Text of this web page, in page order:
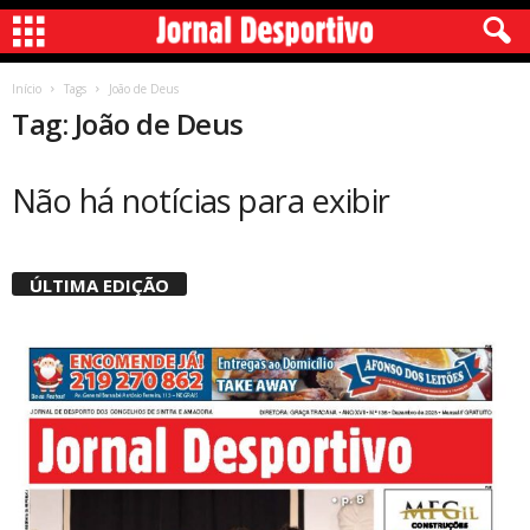
Início Tags João de Deus
Tag: João de Deus
Não há notícias para exibir
ÚLTIMA EDIÇÃO